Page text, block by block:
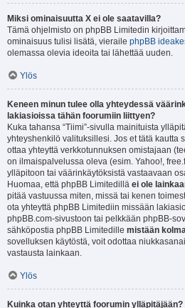
Miksi ominaisuutta X ei ole saatavilla?
Tämä ohjelmisto on phpBB Limitedin
ominaisuus tulisi lisätä, vieraile phpBB
olemassa olevia ideoita tai lähettää uuden.
Ylös
Keneen minun tulee olla yhteydessä
lakiasioissa tähän foorumiin liittyen?
Kuka tahansa “Tiimi”-sivulla mainituista
yhteyshenkilö valituksillesi. Jos et tätä kautta
ottaa yhteyttä verkkotunnuksen omistajaan
on ilmaispalvelussa oleva (esim. Yahoo!,
ylläpitoon tai väärinkäytöksistä vastaavaan
Huomaa, että phpBB Limitedillä ei ole
pitää vastuussa miten, missä tai kenen
ota yhteyttä phpBB Limitediin missään
phpBB.com-sivustoon tai pelkkään phpBB-
sähköpostia phpBB Limitedille mistään
sovelluksen käytöstä, voit odottaa
vastausta lainkaan.
Ylös
Kuinka otan yhteyttä foorumin ylläpitäjään?